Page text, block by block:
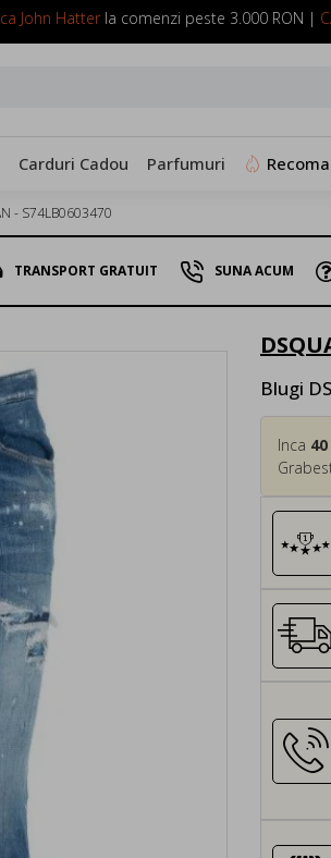
John Hatterla comenzi peste 3.000 RON |
SUNA ACUM: 0799 098 088
Carduri Cadou Parfumuri
- S74LB0603470
TRANSPORT GRATUIT SUNA ACUM
Blugi
Inca 40